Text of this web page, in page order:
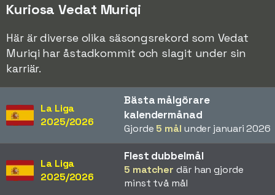
Kuriosa Vedat Muriqi
Här är diverse olika säsongsrekord som Vedat
Muriqi har åstadkommit och slagit under sin
karriär.
La Liga
2025/2026
Bästa målgörare
kalendermånad
Gjorde 5 mål under januari 2026
La Liga
2025/2026
Flest dubbelmål
5 matcher där han gjorde
minst två mål